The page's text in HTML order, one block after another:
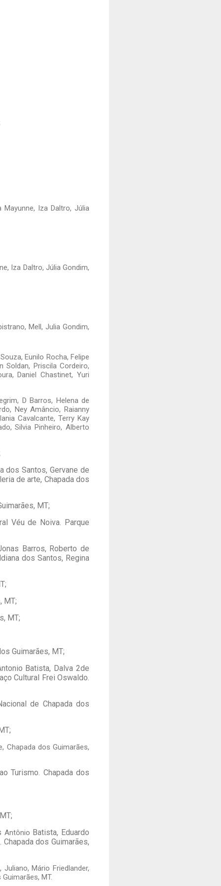
Mayunne, Iza Daltro, Júlia
Iza Daltro, Júlia Gondim,
Mell, Julia Gondim,
Eunilo Rocha, Felipe
Soldan, Priscila Cordeiro,
Daniel Chastinet, Yuri
D Barros, Helena de
Ney Amâncio, Raianny
Cavalcante, Terry Kay
Silvia Pinheiro, Alberto
dos Santos, Gervane de
de arte, Chapada dos
MT;
Véu de Noiva. Parque
Barros, Roberto de
dos Santos, Regina
MT;
MT;
Guimarães, MT;
Batista, Dalva 2de
Cultural Frei Oswaldo.
de Chapada dos
Chapada dos Guimarães,
Turismo. Chapada dos
Antônio Batista, Eduardo
dos Guimarães,
Mário Friedlander,
MT.